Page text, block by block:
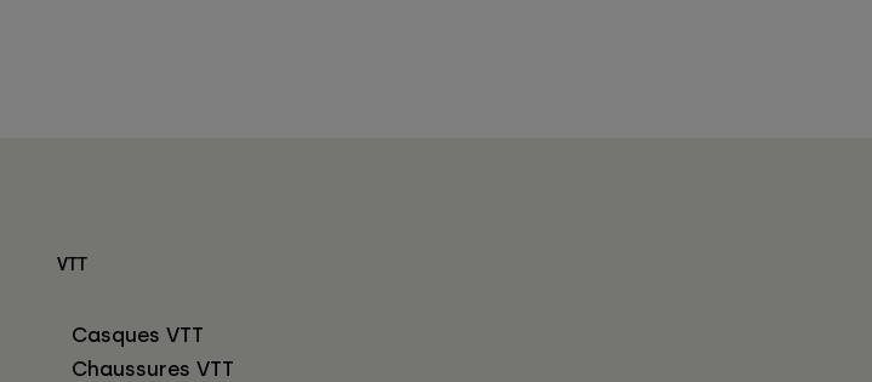
VTT
Casques VTT
Chaussures VTT